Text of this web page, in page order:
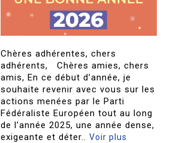
Chères adhérentes, chers
adhérents, Chères amies, chers
amis, En ce début d’année, je
souhaite revenir avec vous sur les
actions menées par le Parti
Fédéraliste Européen tout au long
de l’année 2025, une année dense,
exigeante et déter..Voir plus